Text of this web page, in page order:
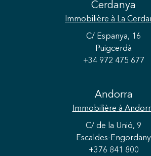
Cerdanya
Immobilière à La
C/ Espanya, 16
Puigcerdà
+34 972 475 677
Andorra
Immobilière à
C/ de la Unió, 9
Escaldes-Engordany
+376 841 800
Enregistrer les paramètres